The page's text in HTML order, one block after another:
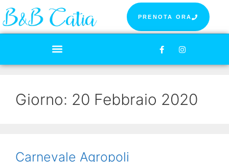
PRENOTA ORA
Giorno: 20 Febbraio 2020
Carnevale Agropoli